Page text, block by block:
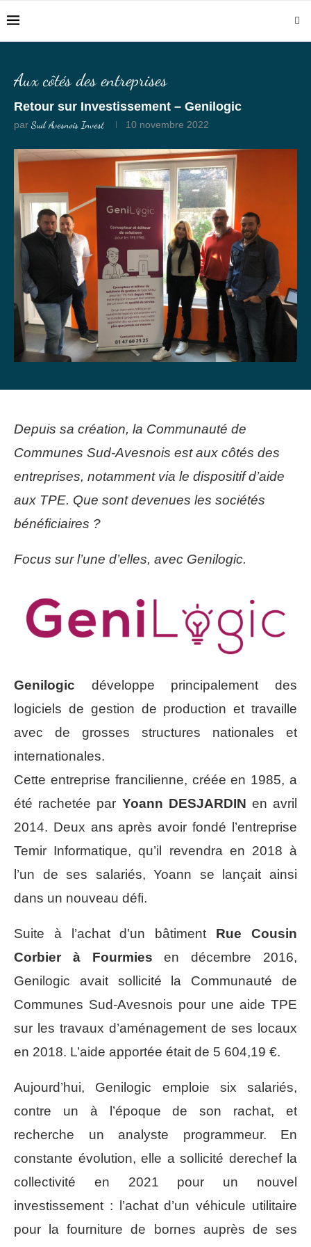
Aux côtés des entreprises
Retour sur Investissement – Genilogic
par Sud Avesnois Invest 10 novembre 2022
Depuis sa création, la Communauté de
Communes Sud-Avesnois est aux côtés des
entreprises, notamment via le dispositif d’aide
aux TPE. Que sont devenues les sociétés
bénéficiaires ?
Focus sur l’une d’elles, avec Genilogic.
Genilogic développe principalement des
logiciels de gestion de production et travaille
avec de grosses structures nationales et
internationales.
Cette entreprise francilienne, créée en 1985, a
été rachetée par Yoann DESJARDIN en avril
2014. Deux ans après avoir fondé l’entreprise
Temir Informatique, qu’il revendra en 2018 à
l’un de ses salariés, Yoann se lançait ainsi
dans un nouveau défi.
Suite à l’achat d’un bâtiment Rue Cousin
Corbier à Fourmies en décembre 2016,
Genilogic avait sollicité la Communauté de
Communes Sud-Avesnois pour une aide TPE
sur les travaux d’aménagement de ses locaux
en 2018. L’aide apportée était de 5 604,19 €.
Aujourd’hui, Genilogic emploie six salariés,
contre un à l’époque de son rachat, et
recherche un analyste programmeur. En
constante évolution, elle a sollicité derechef la
collectivité en 2021 pour un nouvel
investissement : l’achat d’un véhicule utilitaire
pour la fourniture de bornes auprès de ses